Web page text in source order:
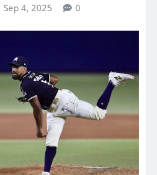
Sep 4, 2025 0